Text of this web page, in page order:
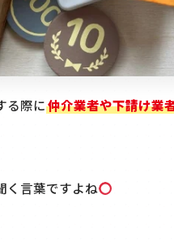
る際に仲介業者や下請け業
く言葉ですよね